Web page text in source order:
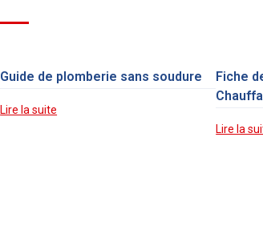
Guide de plomberie sans soudure
Lire la suite
Fiche
Lire la